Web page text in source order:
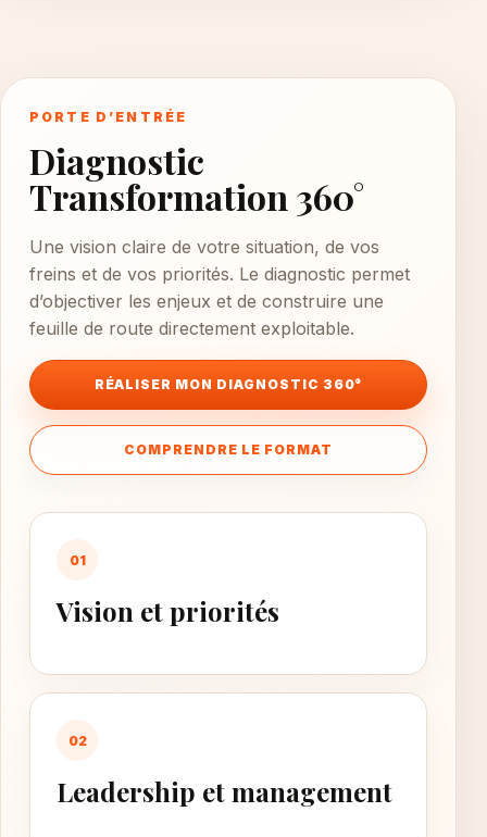
PORTE D’ENTRÉE
Diagnostic
Transformation 360°
Une vision claire de votre situation, de vos
freins et de vos priorités. Le diagnostic permet
d’objectiver les enjeux et de construire une
feuille de route directement exploitable.
RÉALISER MON DIAGNOSTIC 360°
COMPRENDRE LE FORMAT
01
Vision et priorités
02
Leadership et management